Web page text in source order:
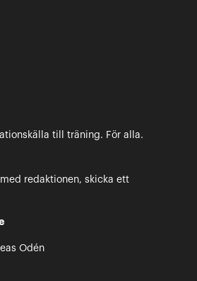
till träning. För alla.
redaktionen, skicka ett
Odén